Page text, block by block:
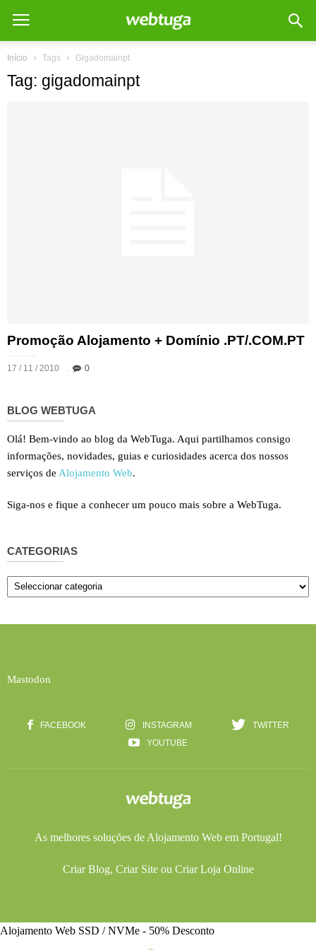
Início Tags Gigadomainpt
Tag: gigadomainpt
Promoção Alojamento + Domínio .PT/.COM.PT
17 / 11 / 2010 0
BLOG WEBTUGA
Olá! Bem-vindo ao blog da WebTuga. Aqui partilhamos consigo
informações, novidades, guias e curiosidades acerca dos nossos
serviços de Alojamento Web.
Siga-nos e fique a conhecer um pouco mais sobre a WebTuga.
CATEGORIAS
Categorias
Mastodon
FACEBOOK INSTAGRAM
TWITTER
YOUTUBE
As melhores soluções de Alojamento Webem Portugal!
Criar Blog, Criar Siteou Criar Loja Online
Alojamento Web SSD / NVMe - 50% Desconto